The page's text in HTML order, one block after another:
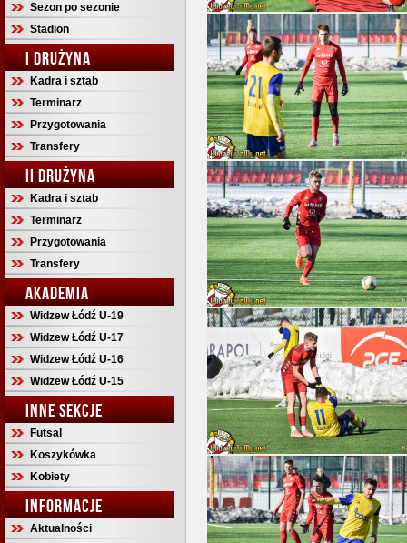
Sezon po sezonie
Stadion
I DRUŻYNA
Kadra i sztab
Terminarz
Przygotowania
Transfery
II DRUŻYNA
Kadra i sztab
Terminarz
Przygotowania
Transfery
AKADEMIA
Widzew Łódź U-19
Widzew Łódź U-17
Widzew Łódź U-16
Widzew Łódź U-15
INNE SEKCJE
Futsal
Koszykówka
Kobiety
INFORMACJE
Aktualności